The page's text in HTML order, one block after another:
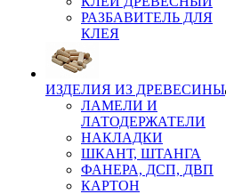
РАЗБАВИТЕЛЬ ДЛЯ
КЛЕЯ
ИЗДЕЛИЯ ИЗ ДРЕВЕСИНЫ
ЛАМЕЛИ И
ЛАТОДЕРЖАТЕЛИ
НАКЛАДКИ
ШКАНТ, ШТАНГА
ФАНЕРА, ДСП, ДВП
КАРТОН